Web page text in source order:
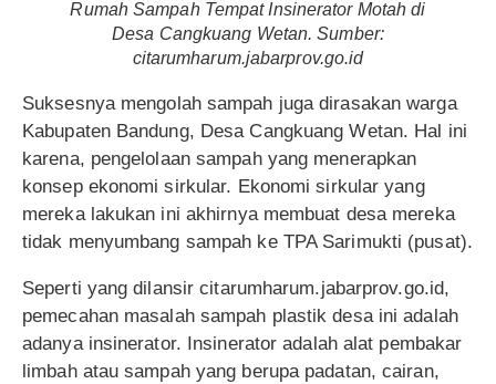
Rumah Sampah Tempat Insinerator Motah di
Desa Cangkuang Wetan. Sumber:
citarumharum.jabarprov.go.id
Suksesnya mengolah sampah juga dirasakan warga
Kabupaten Bandung, Desa Cangkuang Wetan. Hal ini
karena, pengelolaan sampah yang menerapkan
konsep ekonomi sirkular. Ekonomi sirkular yang
mereka lakukan ini akhirnya membuat desa mereka
tidak menyumbang sampah ke TPA Sarimukti (pusat).
Seperti yang dilansir citarumharum.jabarprov.go.id,
pemecahan masalah sampah plastik desa ini adalah
adanya insinerator. Insinerator adalah alat pembakar
limbah atau sampah yang berupa padatan, cairan,